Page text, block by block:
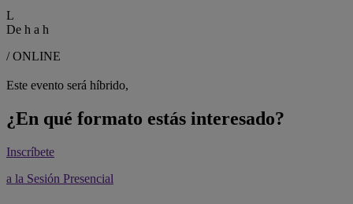
L
De h a h
/ ONLINE
Este evento será híbrido,
¿En qué formato estás interesado?
Inscríbete
a la Sesión Presencial